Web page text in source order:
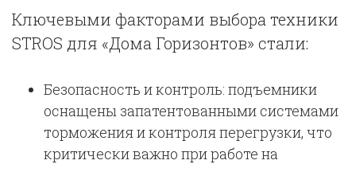
Ключевыми факторами выбора техники
STROS для «Дома Горизонтов» стали:
Безопасность и контроль: подъемники
оснащены запатентованными системами
торможения и контроля перегрузки, что
критически важно при работе на